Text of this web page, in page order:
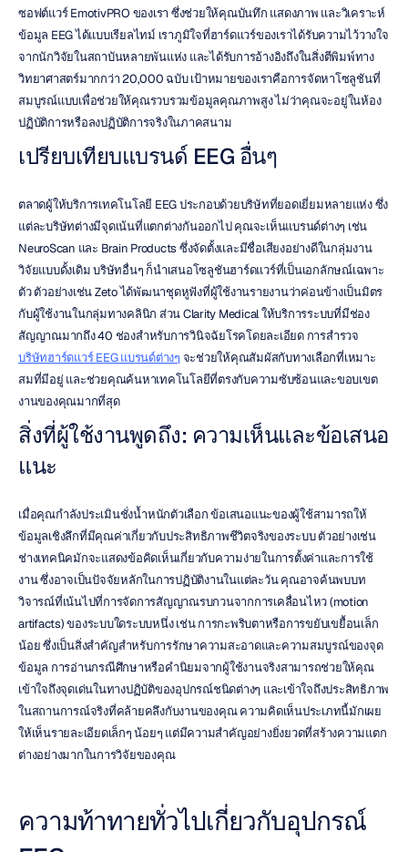
ซอฟต์แวร์ EmotivPRO ของเรา ซึ่งช่วยให้คุณบันทึก แสดงภาพ และวิเคราะห์
ข้อมูล EEG ได้แบบเรียลไทม์ เราภูมิใจที่ฮาร์ดแวร์ของเราได้รับความไว้วางใจ
จากนักวิจัยในสถาบันหลายพันแห่ง และได้รับการอ้างอิงถึงในสิ่งตีพิมพ์ทาง
วิทยาศาสตร์มากกว่า 20,000 ฉบับ เป้าหมายของเราคือการจัดหาโซลูชันที่
สมบูรณ์แบบเพื่อช่วยให้คุณรวบรวมข้อมูลคุณภาพสูง ไม่ว่าคุณจะอยู่ในห้อง
ปฏิบัติการหรือลงปฏิบัติการจริงในภาคสนาม
เปรียบเทียบแบรนด์ EEG อื่นๆ
ตลาดผู้ให้บริการเทคโนโลยี EEG ประกอบด้วยบริษัทที่ยอดเยี่ยมหลายแห่ง ซึ่ง
แต่ละบริษัทต่างมีจุดเน้นที่แตกต่างกันออกไป คุณจะเห็นแบรนด์ต่างๆ เช่น
NeuroScan และ Brain Products ซึ่งจัดตั้งและมีชื่อเสียงอย่างดีในกลุ่มงาน
วิจัยแบบดั้งเดิม บริษัทอื่นๆ ก็นำเสนอโซลูชันฮาร์ดแวร์ที่เป็นเอกลักษณ์เฉพาะ
ตัว ตัวอย่างเช่น Zeto ได้พัฒนาชุดหูฟังที่ผู้ใช้งานรายงานว่าค่อนข้างเป็นมิตร
กับผู้ใช้งานในกลุ่มทางคลินิก ส่วน Clarity Medical ให้บริการระบบที่มีช่อง
บริษัทฮาร์ดแวร์ EEG แบรนด์ต่างๆ จะช่วยให้คุณสัมผัสกับทางเลือกที่เหมาะ
สมที่มีอยู่ และช่วยคุณค้นหาเทคโนโลยีที่ตรงกับความซับซ้อนและขอบเขต
งานของคุณมากที่สุด
สิ่งที่ผู้ใช้งานพูดถึง: ความเห็นและข้อเสนอ
แนะ
เมื่อคุณกำลังประเมินชั่งน้ำหนักตัวเลือก ข้อเสนอแนะของผู้ใช้สามารถให้
ข้อมูลเชิงลึกที่มีคุณค่าเกี่ยวกับประสิทธิภาพชีวิตจริงของระบบ ตัวอย่างเช่น
ช่างเทคนิคมักจะแสดงข้อคิดเห็นเกี่ยวกับความง่ายในการตั้งค่าและการใช้
งาน ซึ่งอาจเป็นปัจจัยหลักในการปฏิบัติงานในแต่ละวัน คุณอาจค้นพบบท
วิจารณ์ที่เน้นไปที่การจัดการสัญญาณรบกวนจากการเคลื่อนไหว (motion
artifacts) ของระบบใดระบบหนึ่ง เช่น การกะพริบตาหรือการขยับเขยื้อนเล็ก
น้อย ซึ่งเป็นสิ่งสำคัญสำหรับการรักษาความสะอาดและความสมบูรณ์ของจุด
ข้อมูล การอ่านกรณีศึกษาหรือคำนิยมจากผู้ใช้งานจริงสามารถช่วยให้คุณ
เข้าใจถึงจุดเด่นในทางปฏิบัติของอุปกรณ์ชนิดต่างๆ และเข้าใจถึงประสิทธิภาพ
ในสถานการณ์จริงที่คล้ายคลึงกับงานของคุณ ความคิดเห็นประเภทนี้มักเผย
ให้เห็นรายละเอียดเล็กๆ น้อยๆ แต่มีความสำคัญอย่างยิ่งยวดที่สร้างความแตก
ต่างอย่างมากในการวิจัยของคุณ
ความท้าทายทั่วไปเกี่ยวกับอุปกรณ์